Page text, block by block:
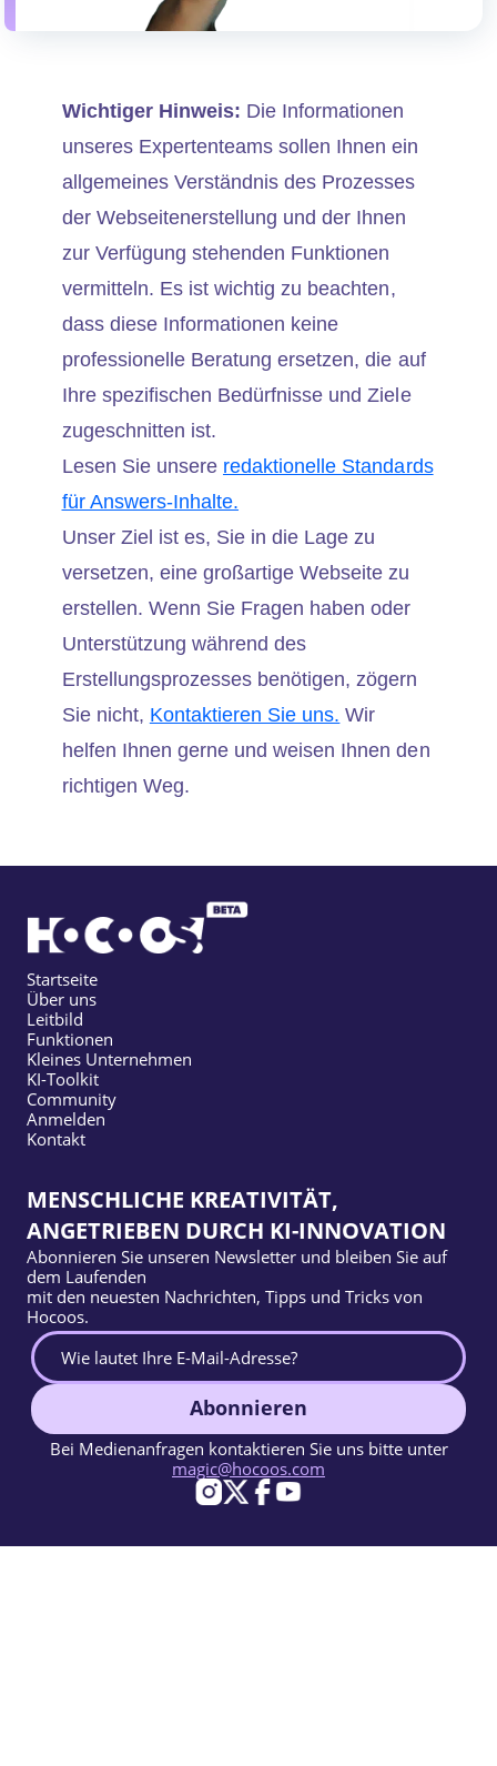
Wichtiger Hinweis: Die Informationen
unseres Expertenteams sollen Ihnen ein
allgemeines Verständnis des Prozesses
der Webseitenerstellung und der Ihnen
zur Verfügung stehenden Funktionen
vermitteln. Es ist wichtig zu beachten,
dass diese Informationen keine
professionelle Beratung ersetzen, die auf
Ihre spezifischen Bedürfnisse und Ziele
zugeschnitten ist.
Lesen Sie unsere redaktionelle Standards
für Answers-Inhalte.
Unser Ziel ist es, Sie in die Lage zu
versetzen, eine großartige Webseite zu
erstellen. Wenn Sie Fragen haben oder
Unterstützung während des
Erstellungsprozesses benötigen, zögern
Sie nicht, Kontaktieren Sie uns. Wir
helfen Ihnen gerne und weisen Ihnen den
richtigen Weg.
Startseite
Über uns
Leitbild
Funktionen
Kleines Unternehmen
KI-Toolkit
Community
Anmelden
Kontakt
MENSCHLICHE KREATIVITÄT,
ANGETRIEBEN DURCH KI-INNOVATION
Abonnieren Sie unseren Newsletter und bleiben Sie auf
dem Laufenden
mit den neuesten Nachrichten, Tipps und Tricks von
Hocoos.
Abonnieren
Bei Medienanfragen kontaktieren Sie uns bitte unter
magic@hocoos.com